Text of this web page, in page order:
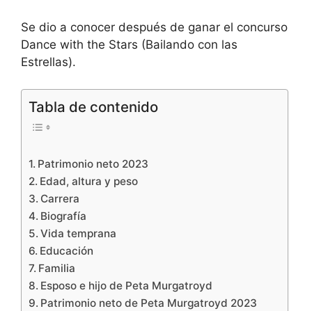
Se dio a conocer después de ganar el concurso
Dance with the Stars (Bailando con las
Estrellas).
Tabla de contenido
Patrimonio neto 2023
Edad, altura y peso
Carrera
Biografía
Vida temprana
Educación
Familia
Esposo e hijo de Peta Murgatroyd
Patrimonio neto de Peta Murgatroyd 2023